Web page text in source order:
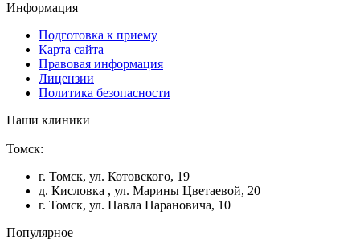
Информация
Подготовка к приему
Карта сайта
Правовая информация
Лицензии
Политика безопасности
Наши клиники
Томск:
г. Томск, ул. Котовского, 19
д. Кисловка , ул. Марины Цветаевой, 20
г. Томск, ул. Павла Нарановича, 10
Популярное